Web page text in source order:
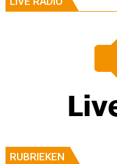
RUBRIEKEN